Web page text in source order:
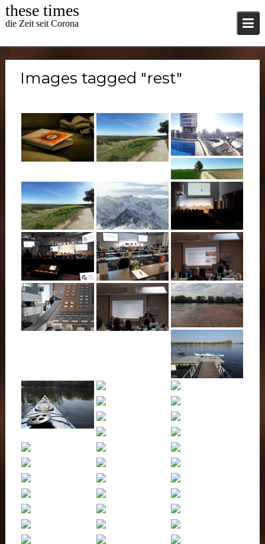
Skip
tothese times
die Zeit seit Corona
Images tagged "rest"